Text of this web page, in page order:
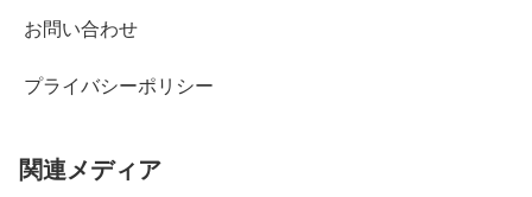
お問い合わせ
プライバシーポリシー
関連メディア